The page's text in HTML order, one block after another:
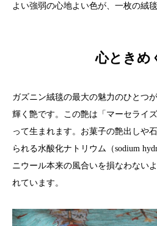
よい強弱の心地よい色が、一枚の絨
心ときめ
ガズニン絨毯の最大の魅力のひとつ
輝く艶です。この艶は「マーセライ
って生まれます。お菓子の艶出しや
られる水酸化ナトリウム（sodium
ニウール本来の風合いを損なわない
れています。